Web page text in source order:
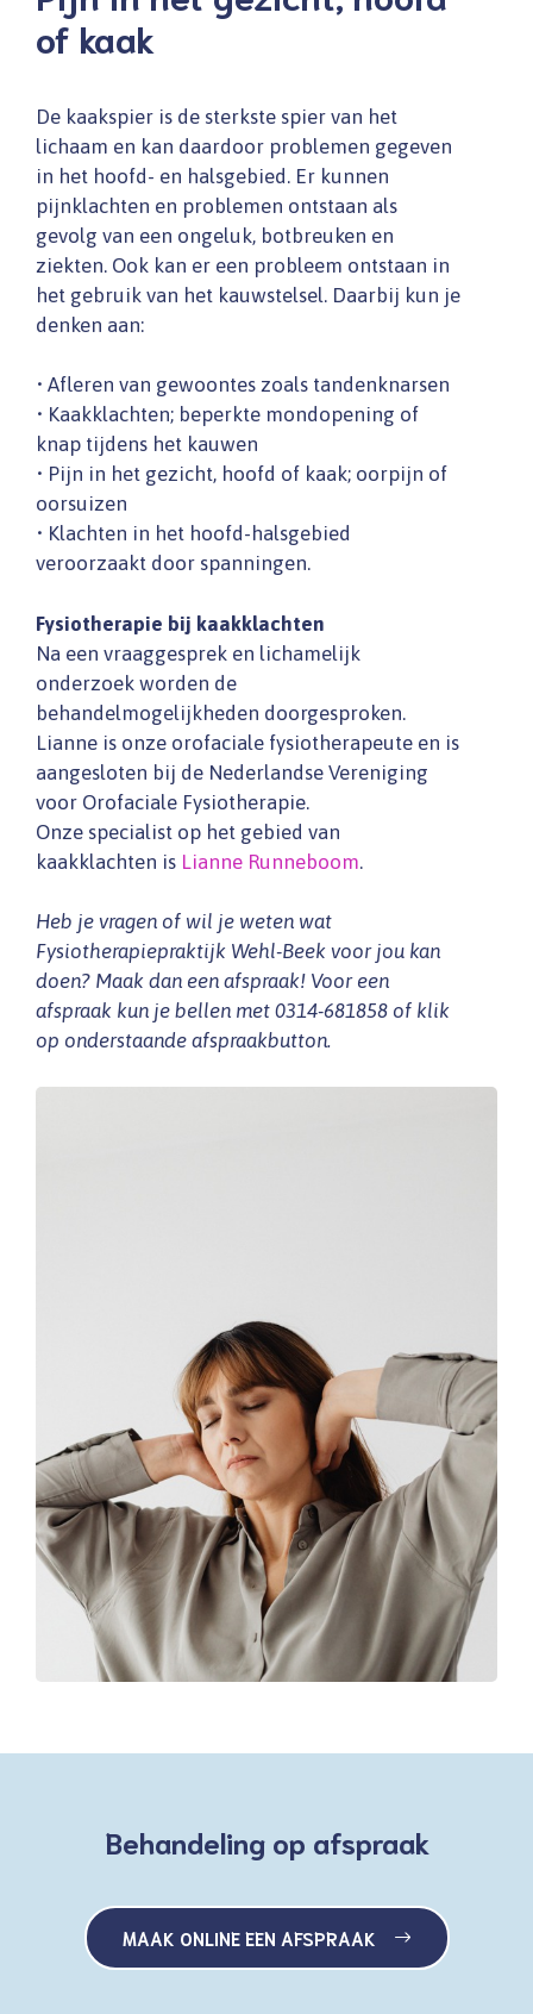
of kaak
De kaakspier is de sterkste spier van het
lichaam en kan daardoor problemen gegeven
in het hoofd- en halsgebied. Er kunnen
pijnklachten en problemen ontstaan als
gevolg van een ongeluk, botbreuken en
ziekten. Ook kan er een probleem ontstaan in
het gebruik van het kauwstelsel. Daarbij kun je
denken aan:
• Afleren van gewoontes zoals tandenknarsen
• Kaakklachten; beperkte mondopening of
knap tijdens het kauwen
• Pijn in het gezicht, hoofd of kaak; oorpijn of
oorsuizen
• Klachten in het hoofd-halsgebied
veroorzaakt door spanningen.
Fysiotherapie bij kaakklachten
Na een vraaggesprek en lichamelijk
onderzoek worden de
behandelmogelijkheden doorgesproken.
Lianne is onze orofaciale fysiotherapeute en is
aangesloten bij de Nederlandse Vereniging
voor Orofaciale Fysiotherapie.
Onze specialist op het gebied van
kaakklachten is Lianne Runneboom.
Heb je vragen of wil je weten wat
Fysiotherapiepraktijk Wehl-Beek voor jou kan
doen? Maak dan een afspraak! Voor een
afspraak kun je bellen met 0314-681858 of klik
op onderstaande afspraakbutton.
Behandeling op afspraak
MAAK ONLINE EEN AFSPRAAK